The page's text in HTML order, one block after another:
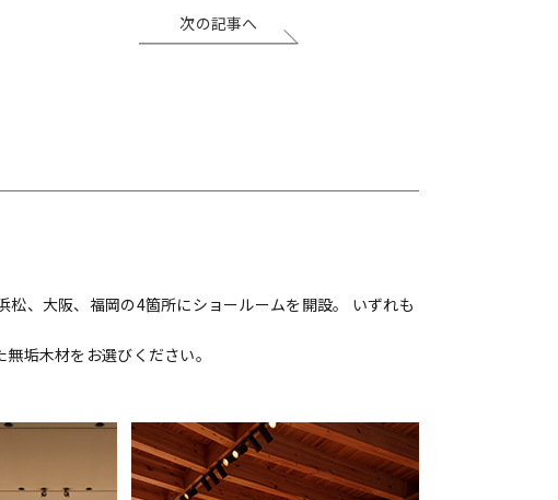
次の記事へ
、大阪、福岡の4箇所にショールームを開設。 いずれも
垢木材をお選びください。